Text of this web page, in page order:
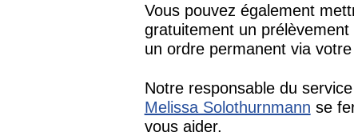
Vous pouvez également
gratuitement un
un ordre permanent via
Notre responsable du
Melissa Solothurnmann se
vous aider.